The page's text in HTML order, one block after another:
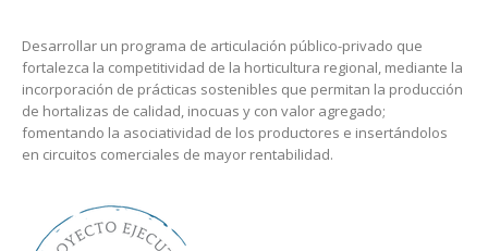
Desarrollar un programa de articulación público-privado que
fortalezca la competitividad de la horticultura regional, mediante la
incorporación de prácticas sostenibles que permitan la producción
de hortalizas de calidad, inocuas y con valor agregado;
fomentando la asociatividad de los productores e insertándolos
en circuitos comerciales de mayor rentabilidad.